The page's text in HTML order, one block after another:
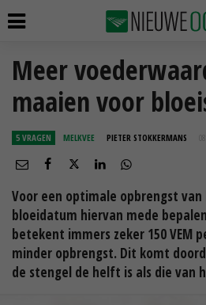
Meer
maaien voor
5 VRAGEN MELKVEE PIETER STOKKERMANS
Voor een optimale opbrengst van
bloeidatum hiervan mede
betekent immers zeker 150 VEM
minder opbrengst. Dit komt
de stengel de helft is als die van